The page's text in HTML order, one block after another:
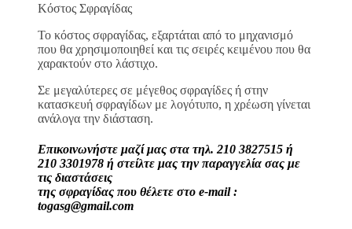
Κόστος Σφραγίδας
Το κόστος σφραγίδας, εξαρτάται από το μηχανισμό
που θα χρησιμοποιηθεί και τις σειρές κειμένου που θα
χαρακτούν στο λάστιχο.
Σε μεγαλύτερες σε μέγεθος σφραγίδες ή στην
κατασκευή σφραγίδων με λογότυπο, η χρέωση γίνεται
ανάλογα την διάσταση.
Επικοινωνήστε μαζί μας στα τηλ. 210 3827515 ή
210 3301978 ή στείλτε μας την παραγγελία σας με
τις διαστάσεις
της σφραγίδας που θέλετε στο e-mail :
togasg@gmail.com